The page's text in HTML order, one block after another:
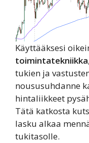
Käyttääksesi
toimintatekniikka
tukien ja
noususuhdanne
hintaliikkeet
Tätä katkosta
lasku alkaa
tukitasolle.